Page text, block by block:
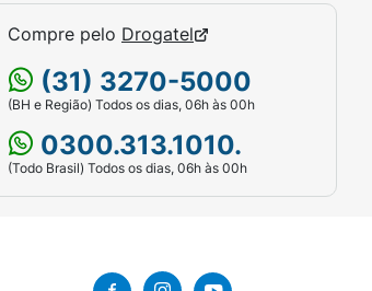
Compre pelo Drogatel
(31) 3270-5000
(BH e Região) Todos os dias, 06h às 00h
0300.313.1010.
(Todo Brasil) Todos os dias, 06h às 00h